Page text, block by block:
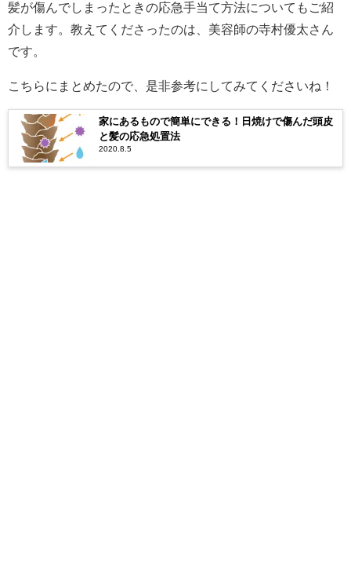
髪が傷んでしまったときの応急手当て方法についてもご紹
介します。教えてくださったのは、美容師の寺村優太さん
です。
こちらにまとめたので、是非参考にしてみてくださいね！
家にあるもので簡単にできる！日焼けで傷んだ頭皮
と髪の応急処置法
2020.8.5